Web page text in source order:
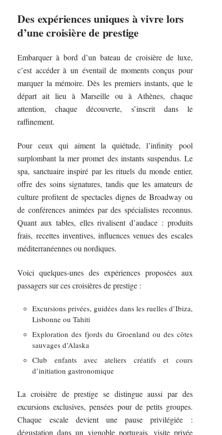
Des expériences uniques à vivre lors
d’une croisière de prestige
Embarquer à bord d’un bateau de croisière de luxe,
c’est accéder à un éventail de moments conçus pour
marquer la mémoire. Dès les premiers instants, que le
départ ait lieu à Marseille ou à Athènes, chaque
attention, chaque découverte, s’inscrit dans le
raffinement.
Pour ceux qui aiment la quiétude, l’infinity pool
surplombant la mer promet des instants suspendus. Le
spa, sanctuaire inspiré par les rituels du monde entier,
offre des soins signatures, tandis que les amateurs de
culture profitent de spectacles dignes de Broadway ou
de conférences animées par des spécialistes reconnus.
Quant aux tables, elles rivalisent d’audace : produits
frais, recettes inventives, influences venues des escales
méditerranéennes ou nordiques.
Voici quelques-unes des expériences proposées aux
passagers sur ces croisières de prestige :
Excursions privées, guidées dans les ruelles d’Ibiza,
Lisbonne ou Tahiti
Exploration des fjords du Groenland ou des côtes
sauvages d’Alaska
Club enfants avec ateliers créatifs et cours
d’initiation gastronomique
La croisière de prestige se distingue aussi par des
excursions exclusives, pensées pour de petits groupes.
Chaque escale devient une pause privilégiée :
dégustation dans un vignoble portugais, visite privée